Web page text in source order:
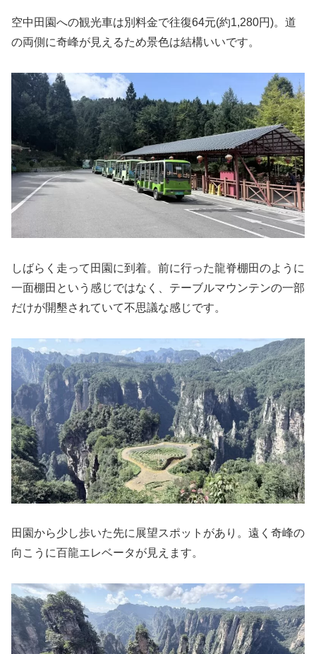
空中田園への観光車は別料金で往復64元(約1,280円)。道
の両側に奇峰が見えるため景色は結構いいです。
しばらく走って田園に到着。前に行った龍脊棚田のように
一面棚田という感じではなく、テーブルマウンテンの一部
だけが開墾されていて不思議な感じです。
田園から少し歩いた先に展望スポットがあり。遠く奇峰の
向こうに百龍エレベータが見えます。